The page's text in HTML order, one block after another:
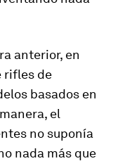
anterior, en
rifles de
basados en
el
no suponía
nada más que